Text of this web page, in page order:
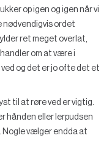
op igen og igen når vi
nødvendigvis ordet
ret meget overlat,
om at være i
og det er jo ofte det et
til at røre ved er vigtig.
hånden eller lerpudsen
Nogle vælger endda at